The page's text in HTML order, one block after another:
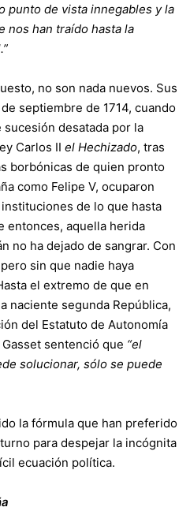
punto de vista innegables y la
nos han traído hasta la
no son nada nuevos. Sus
septiembre de 1714, cuando
desatada por la
Carlos II el Hechizado, tras
borbónicas de quien pronto
como Felipe V, ocuparon
de lo que hasta
entonces, aquella herida
no ha dejado de sangrar. Con
sin que nadie haya
el extremo de que en
naciente segunda República,
del Estatuto de Autonomía
sentenció que “el
solucionar, sólo se puede
la fórmula que han preferido
para despejar la incógnita
ecuación política.